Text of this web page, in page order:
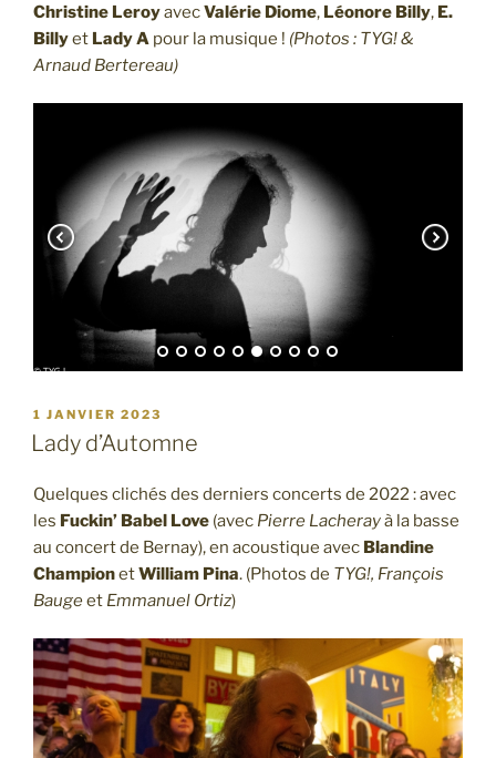
Christine LeroyavecValérie Diome, Léonore Billy, E.
Billyet Lady A pour la musique ! (Photos : TYG! &
Arnaud Bertereau)
PUBLIÉ
LE
1 JANVIER 2023
Lady d’Automne
Quelques clichés des derniers concerts de 2022 : avec
les Fuckin’ Babel Love (avec Pierre Lacherayà la basse
au concert de Bernay), en acoustique avec Blandine
ChampionetWilliam Pina. (Photos de TYG!, François
Baugeet Emmanuel Ortiz)